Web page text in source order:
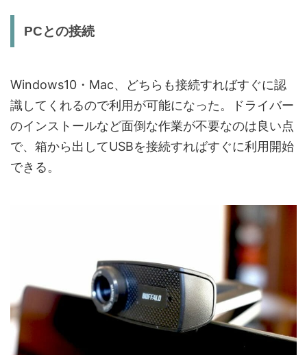
PCとの接続
Windows10・Mac、どちらも接続すればすぐに認
識してくれるので利用が可能になった。ドライバー
のインストールなど面倒な作業が不要なのは良い点
で、箱から出してUSBを接続すればすぐに利用開始
できる。